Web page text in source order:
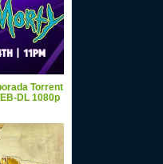
Torrent
DL 1080p